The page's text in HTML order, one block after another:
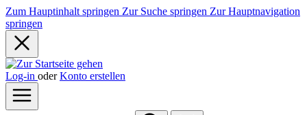
Zum Hauptinhalt springen Zur Suche springen Zur Hauptnavigation
springen
Log-in oder Konto erstellen